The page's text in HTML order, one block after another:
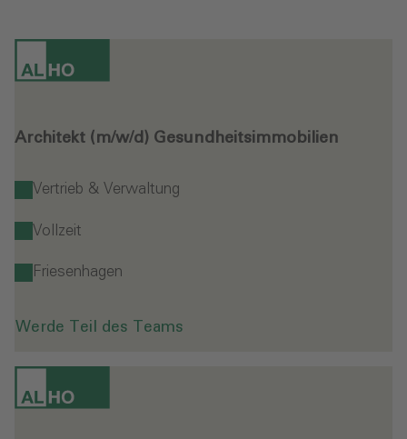
Architekt (m/w/d) Gesundheitsimmobilien
Vertrieb & Verwaltung
Vollzeit
Friesenhagen
Werde Teil des Teams